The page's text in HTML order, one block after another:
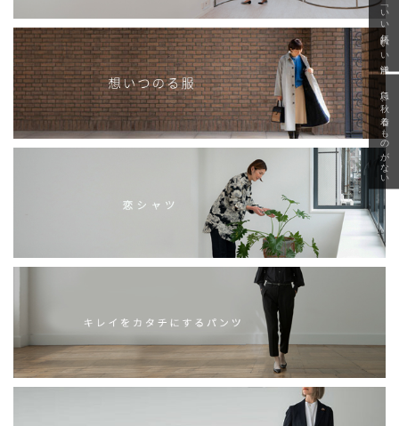
「いい年齢 いい洋服」
急に秋、着るものがない